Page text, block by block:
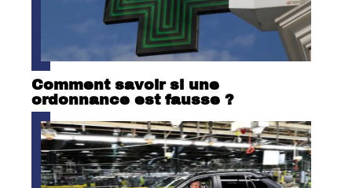
Comment savoir si une
ordonnance est fausse ?